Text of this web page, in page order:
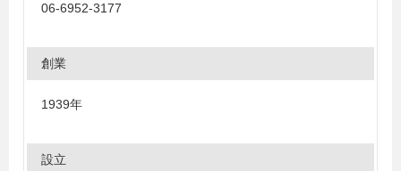
06-6952-3177
創業
1939年
設立